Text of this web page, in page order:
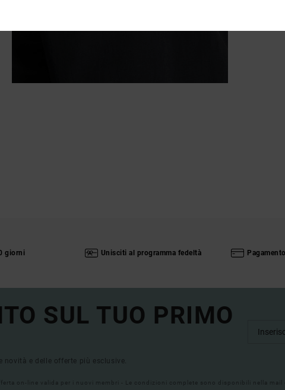
giorni Unisciti al programma fedeltà
SUL TUO PRIMO
novità e delle offerte più esclusive.
on-line valida per i nuovi membri - Le condizioni complete sono disponibili nella mail